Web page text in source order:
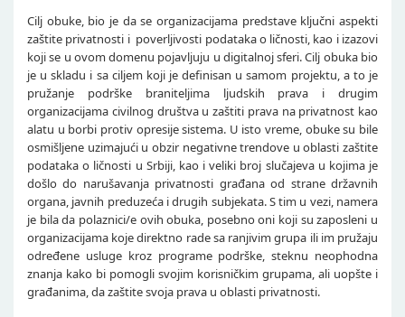
Cilj obuke, bio je da se organizacijama predstave ključni aspekti
zaštite privatnosti i poverljivosti podataka o ličnosti, kao i izazovi
koji se u ovom domenu pojavljuju u digitalnoj sferi. Cilj obuka bio
je u skladu i sa ciljem koji je definisan u samom projektu, a to je
pružanje podrške braniteljima ljudskih prava i drugim
organizacijama civilnog društva u zaštiti prava na privatnost kao
alatu u borbi protiv opresije sistema. U isto vreme, obuke su bile
osmišljene uzimajući u obzir negativne trendove u oblasti zaštite
podataka o ličnosti u Srbiji, kao i veliki broj slučajeva u kojima je
došlo do narušavanja privatnosti građana od strane državnih
organa, javnih preduzeća i drugih subjekata. S tim u vezi, namera
je bila da polaznici/e ovih obuka, posebno oni koji su zaposleni u
organizacijama koje direktno rade sa ranjivim grupa ili im pružaju
određene usluge kroz programe podrške, steknu neophodna
znanja kako bi pomogli svojim korisničkim grupama, ali uopšte i
građanima, da zaštite svoja prava u oblasti privatnosti.